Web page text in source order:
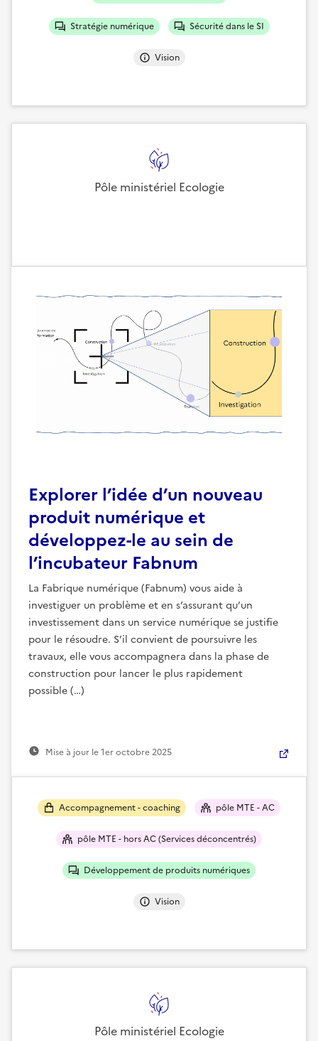
Stratégie numérique Sécurité dans le SI
Vision
Pôle ministériel Ecologie
Explorer l’idée d’un nouveau
produit numérique et
développez-le au sein de
l’incubateur Fabnum
La Fabrique numérique (Fabnum) vous aide à
investiguer un problème et en s’assurant qu’un
investissement dans un service numérique se justifie
pour le résoudre. S’il convient de poursuivre les
travaux, elle vous accompagnera dans la phase de
construction pour lancer le plus rapidement
possible (…)
Mise à jour le1er octobre 2025
Accompagnement - coaching pôle MTE - AC
pôle MTE - hors AC (Services déconcentrés)
Développement de produits numériques
Vision
Pôle ministériel Ecologie